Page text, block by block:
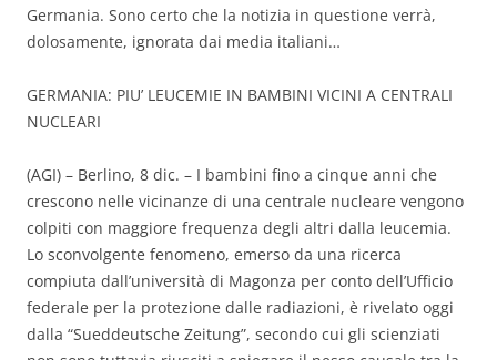
Germania. Sono certo che la notizia in questione verrà,
dolosamente, ignorata dai media italiani…
GERMANIA: PIU’ LEUCEMIE IN BAMBINI VICINI A CENTRALI
NUCLEARI
(AGI) – Berlino, 8 dic. – I bambini fino a cinque anni che
crescono nelle vicinanze di una centrale nucleare vengono
colpiti con maggiore frequenza degli altri dalla leucemia.
Lo sconvolgente fenomeno, emerso da una ricerca
compiuta dall’università di Magonza per conto dell’Ufficio
federale per la protezione dalle radiazioni, è rivelato oggi
dalla “Sueddeutsche Zeitung”, secondo cui gli scienziati